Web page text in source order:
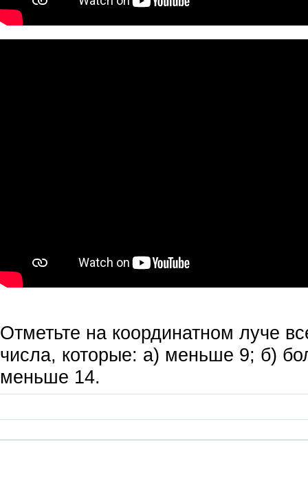
Отметьте на координатном луче
числа, которые: а) меньше 9; б)
меньше 14.